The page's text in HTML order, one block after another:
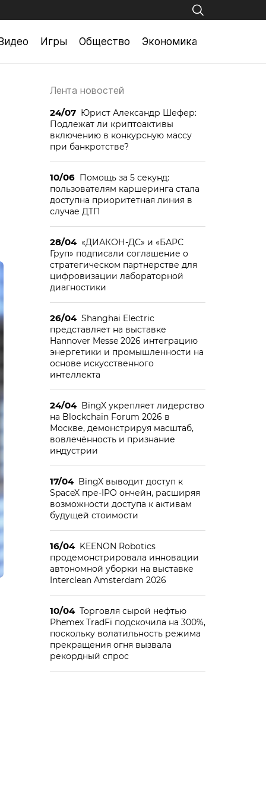
Игры Общество Экономика
Лента новостей
24/07 Юрист Александр Шефер:
Подлежат ли криптоактивы
включению в конкурсную массу
при банкротстве?
10/06 Помощь за 5 секунд:
пользователям каршеринга стала
доступна приоритетная линия в
случае ДТП
28/04 «ДИАКОН-ДС» и «БАРС
Груп» подписали соглашение о
стратегическом партнерстве для
цифровизации лабораторной
диагностики
26/04 Shanghai Electric
представляет на выставке
Hannover Messe 2026 интеграцию
энергетики и промышленности на
основе искусственного
интеллекта
24/04 BingX укрепляет лидерство
на Blockchain Forum 2026 в
Москве, демонстрируя масштаб,
вовлечённость и признание
индустрии
17/04 BingX выводит доступ к
SpaceX пре-IPO ончейн, расширяя
возможности доступа к активам
будущей стоимости
16/04 KEENON Robotics
продемонстрировала инновации
автономной уборки на выставке
Interclean Amsterdam 2026
10/04 Торговля сырой нефтью
Phemex TradFi подскочила на 300%,
поскольку волатильность режима
прекращения огня вызвала
рекордный спрос